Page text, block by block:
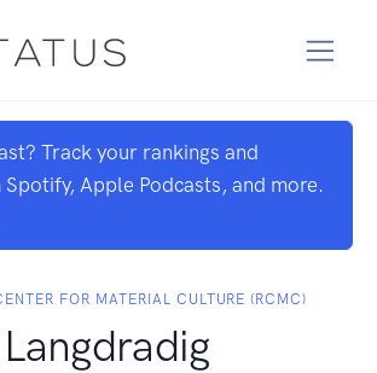
Track your rankings and
Spotify, Apple Podcasts, and more.
FOR MATERIAL CULTURE (RCMC)
Langdradig